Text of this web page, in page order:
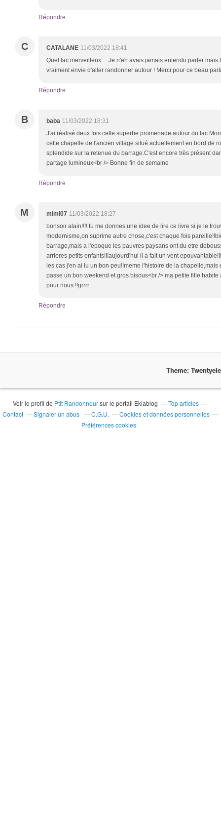
Répondre
C CATALANE 11/03/2022 18:41
Quel lac merveilleux ... Je n'en avais jamais entendu parler
vraiment envie d'aller randonner autour ! Merci pour ce beau
Répondre
B baba 11/03/2022 18:31
J'ai réalisé deux fois cette superbe promenade autour du
cette chapelle de l'ancien village situé actuellement en bord de
splendide sur la retenue du barrage.C'est encore très présent
partage lumineux<br /> Bonne fin de semaine
Répondre
M mimi07 11/03/2022 18:27
bonsoir alain!!!! tu me donnes une idee de lire ce livre si je le
modernisme,on suprime autre chose,c'est chaque fois
barrage,mais a l'epoque les pauvres paysans ont du etre
arrieres petits enfants!!!aujourd'hui il a fait un vent
les cas j'en ai lu un bon peu!!meme l'histoire de la
passe un bon weekend et gros bisous<br /> ma petite fille habite
pour nous !!grrrr
Répondre
Theme:
Voir le profil de Ptit Randonneursur le portail Eklablog
Top articles
Contact
Signaler un abus C.G.U.
Cookies et données personnelles
Préférences cookies